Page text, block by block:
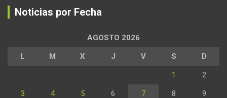
Noticias por Fecha
AGOSTO 2026
L M X J V S D
1 2
3 4 5 6 7 8 9